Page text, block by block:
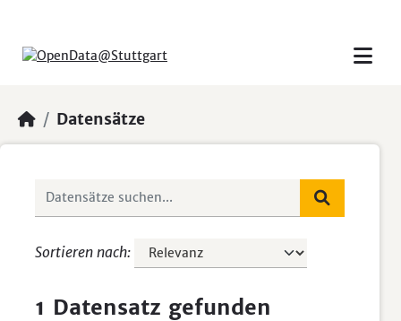
Datensätze
Sortieren nach
1 Datensatz gefunden